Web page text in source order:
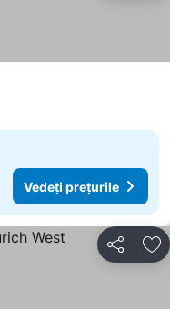
Vedeți prețurile
Distribuiți